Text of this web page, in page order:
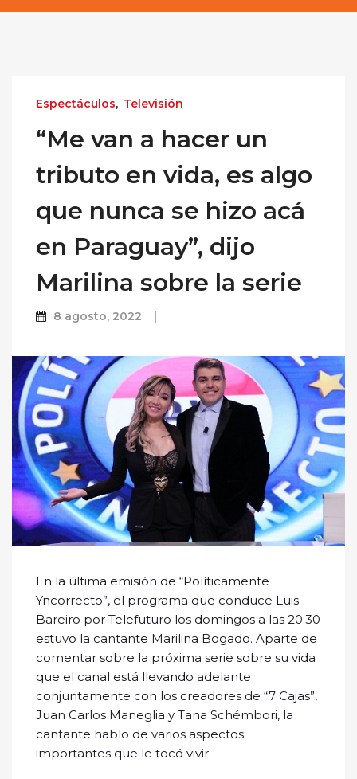
Espectáculos, Televisión
“Me van a hacer un
tributo en vida, es algo
que nunca se hizo acá
en Paraguay”, dijo
Marilina sobre la serie
8 agosto, 2022
En la última emisión de “Políticamente
Yncorrecto”, el programa que conduce Luis
Bareiro por Telefuturo los domingos a las 20:30
estuvo la cantante Marilina Bogado. Aparte de
comentar sobre la próxima serie sobre su vida
que el canal está llevando adelante
conjuntamente con los creadores de “7 Cajas”,
Juan Carlos Maneglia y Tana Schémbori, la
cantante hablo de varios aspectos
importantes que le tocó vivir.